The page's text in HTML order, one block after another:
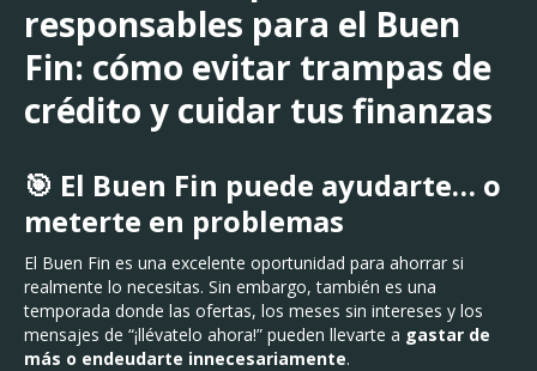
responsables para el Buen
Fin: cómo evitar trampas de
crédito y cuidar tus finanzas
🎯 El Buen Fin puede ayudarte… o
meterte en problemas
El Buen Fin es una excelente oportunidad para ahorrar si
realmente lo necesitas. Sin embargo, también es una
temporada donde las ofertas, los meses sin intereses y los
mensajes de “¡llévatelo ahora!” pueden llevarte a gastar de
más o endeudarte innecesariamente.